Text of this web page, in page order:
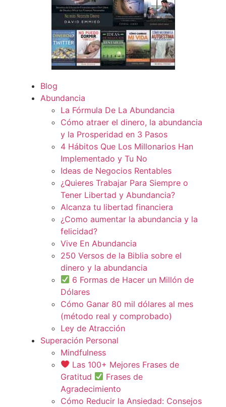
Blog
Abundancia
La Fórmula De La Abundancia
Cómo atraer el dinero, la abundancia
y la Prosperidad en 3 Pasos
4 Hábitos Que Los Millonarios Han
Implementado y Tu No
Ideas de Negocios Rentables
¿Quieres Trabajar Para Siempre o
Tener Libertad y Abundancia?
Alcanza tu libertad financiera
¿Como aumentar la abundancia y la
felicidad?
Vive En Abundancia
250 Versos de la Biblia sobre el
dinero y la abundancia
6 Formas de Hacer un Millón de
Dólares
Cómo Ganar 80 mil dólares al mes
(método real y comprobado)
Ley de Atracción
Superación Personal
Mindfulness
Las 100+ Mejores Frases de
Gratitud
Frases de
Agradecimiento
Cómo Reducir la Ansiedad: Consejos